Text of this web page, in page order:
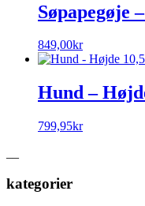
Søpapegøje
849,00kr
Hund –
799,95kr
kategorier